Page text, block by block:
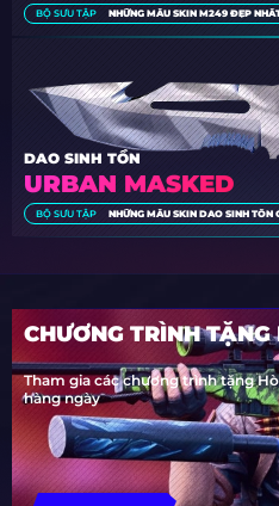
BỘ SƯU TẬP
URBAN MASKED
DAO SINH TỒN
BỘ SƯU TẬP NHỮNG MẪU SKIN DAO SINH TỒN
CHƯƠNG TRÌNH
Tham gia các chương trình tặng
hàng ngày